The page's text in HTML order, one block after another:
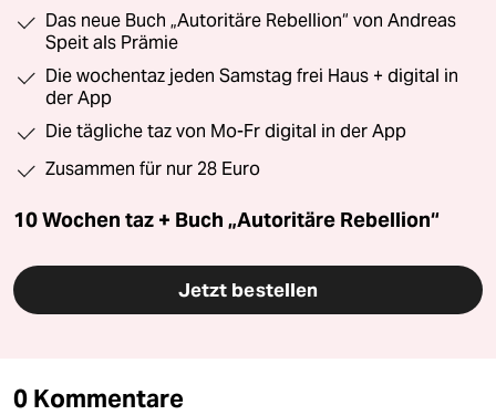
Das neue Buch „Autoritäre Rebellion“ von Andreas
Speit als Prämie
Die wochentaz jeden Samstag frei Haus + digital in
der App
Die tägliche taz von Mo-Fr digital in der App
Zusammen für nur 28 Euro
10 Wochen taz + Buch „Autoritäre Rebellion“
Jetzt bestellen
0 Kommentare